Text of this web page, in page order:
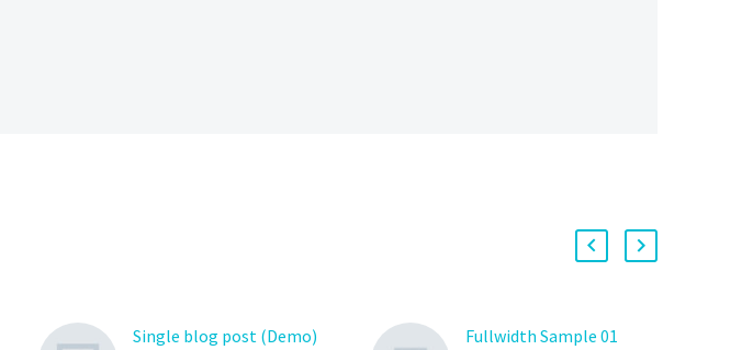
Single blog post (Demo)
Fullwidth Sample 01